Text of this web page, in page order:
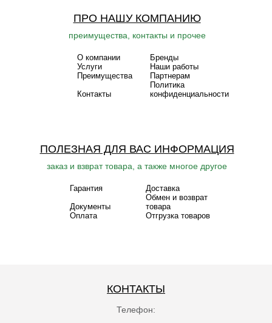
ПРО НАШУ КОМПАНИЮ
преимущества, контакты и прочее
О компании
Бренды
Услуги
Наши работы
Преимущества
Партнерам
Контакты
Политика
конфиденциальности
ПОЛЕЗНАЯ ДЛЯ ВАС ИНФОРМАЦИЯ
заказ и взврат товара, а также многое другое
Гарантия
Доставка
Документы
Обмен и возврат
товара
Оплата
Отгрузка товаров
КОНТАКТЫ
Телефон: